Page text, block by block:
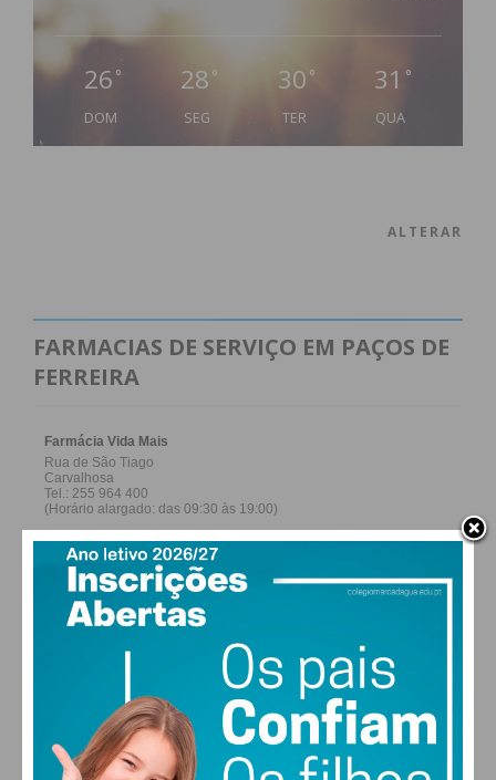
26 °
DOM
28 °
SEG
30 °
TER
31 °
QUA
ALTERAR
FARMACIAS DE SERVIÇO EM PAÇOS DE
FERREIRA
27,0k
Fans
0
Followers
1,2k
Subscribers